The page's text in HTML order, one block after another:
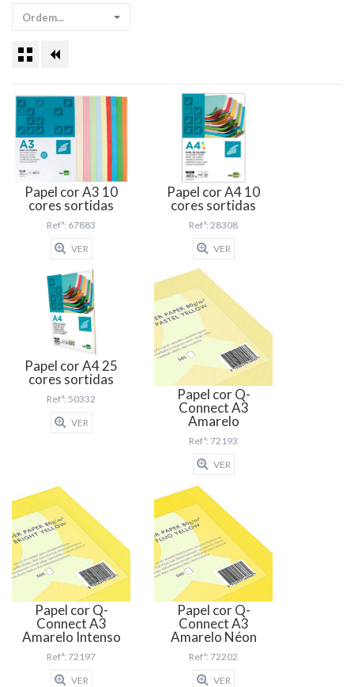
Ordem...
Papel cor A3 10
cores sortidas
Refª: 67883
VER
Papel cor A4 10
cores sortidas
Refª: 28308
VER
Papel cor A4 25
cores sortidas
Refª: 50332
VER
Papel cor Q-
Connect A3
Amarelo
Refª: 72193
VER
Papel cor Q-
Connect A3
Amarelo Intenso
Refª: 72197
VER
Papel cor Q-
Connect A3
Amarelo Néon
Refª: 72202
VER